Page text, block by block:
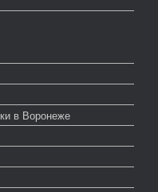
в Воронеже